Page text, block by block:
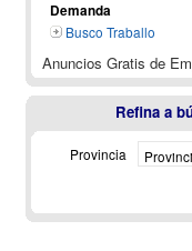
Demanda
Busco Traballo
Anuncios Gratis de
Refina a
Provincia